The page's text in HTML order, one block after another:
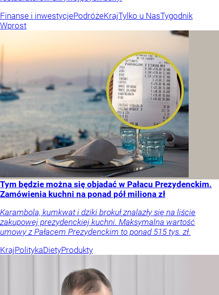
Finanse i inwestycjePodróżeKrajTylko u NasTygodnik
Wprost
Tym będzie można się objadać w Pałacu Prezydenckim.
Zamówienia kuchni na ponad pół miliona zł
Karambola, kumkwat i dziki brokuł znalazły się na liście
zakupowej prezydenckiej kuchni. Maksymalna wartość
umowy z Pałacem Prezydenckim to ponad 515 tys. zł.
KrajPolitykaDietyProdukty